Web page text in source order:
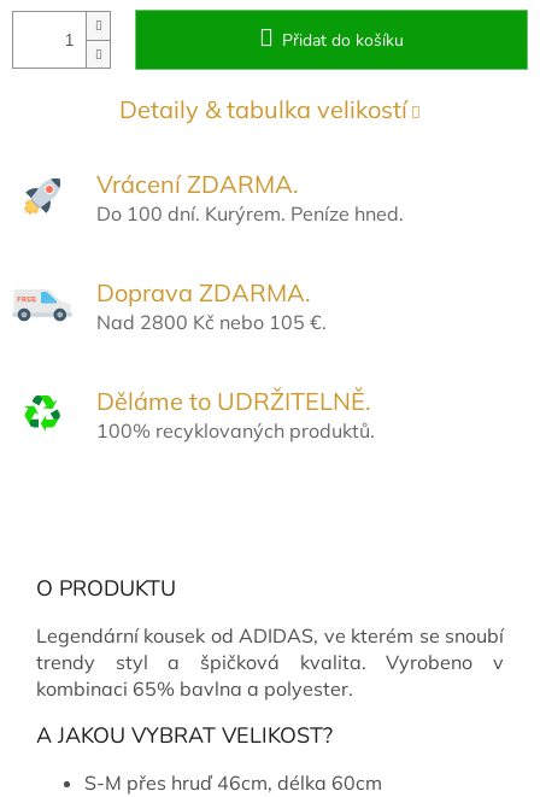
Přidat do košíku
Detaily & tabulka velikostí
Vrácení ZDARMA.
Do 100 dní. Kurýrem. Peníze hned.
Doprava ZDARMA.
Nad 2800 Kč nebo 105 €.
Děláme to UDRŽITELNĚ.
100% recyklovaných produktů.
O PRODUKTU
Legendární kousek od ADIDAS, ve kterém se snoubí
trendy styl a špičková kvalita. Vyrobeno v
kombinaci 65% bavlna a polyester.
A JAKOU VYBRAT VELIKOST?
S-M přes hruď 46cm, délka 60cm